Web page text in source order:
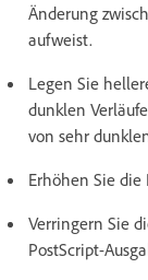
Änderung
aufweist.
Legen Sie
dunklen
von sehr
Erhöhen Sie
Verringern Sie
PostScript-